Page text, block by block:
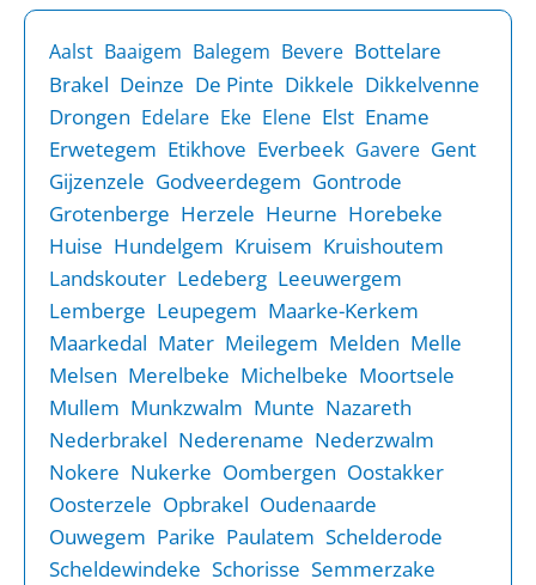
Aalst Baaigem Balegem Bevere Bottelare
Brakel Deinze De Pinte Dikkele Dikkelvenne
Drongen Edelare Eke Elene Elst Ename
Erwetegem Etikhove Everbeek Gavere Gent
Gijzenzele Godveerdegem Gontrode
Grotenberge Herzele Heurne Horebeke
Huise Hundelgem Kruisem Kruishoutem
Landskouter Ledeberg Leeuwergem
Lemberge Leupegem Maarke-Kerkem
Maarkedal Mater Meilegem Melden Melle
Melsen Merelbeke Michelbeke Moortsele
Mullem Munkzwalm Munte Nazareth
Nederbrakel Nederename Nederzwalm
Nokere Nukerke Oombergen Oostakker
Oosterzele Opbrakel Oudenaarde
Ouwegem Parike Paulatem Schelderode
Scheldewindeke Schorisse Semmerzake